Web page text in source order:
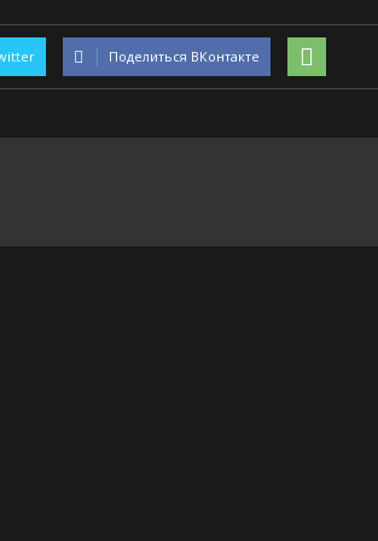
Поделиться ВКонтакте